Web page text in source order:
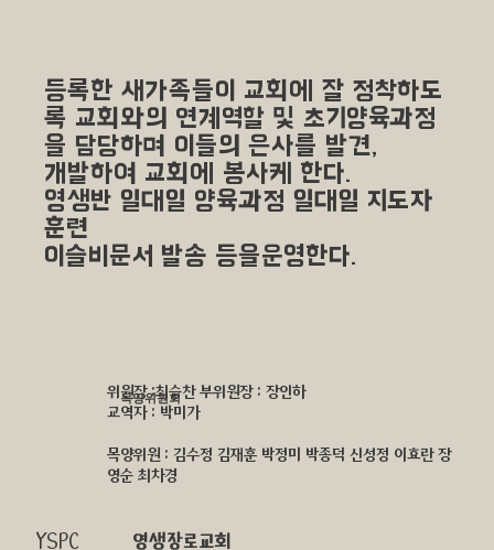
등록한 새가족들이 교회에 잘 정착하도
록 교회와의 연계역할 및 초기양육과정
을 담당하며 이들의 은사를 발견,
개발하여 교회에 봉사케 한다.
영생반 일대일 양육과정 일대일 지도자
훈련
이슬비문서 발송 등을운영한다.
목양위원회
위원장 :최승찬 부위원장 : 장인하
교역자 : 박미가
​목양위원 : 김수정 김재훈 박정미 박종덕 신성정 이효란 장
영순 최차경
영생장로교회
YSPC